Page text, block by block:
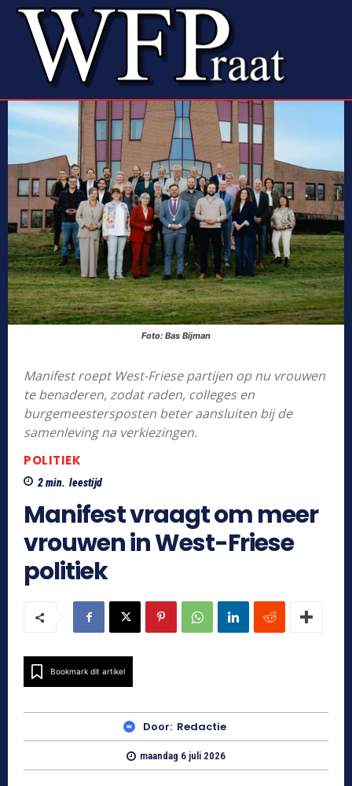
Foto: Bas Bijman
Manifest roept West-Friese partijen op nu vrouwen
te benaderen, zodat raden, colleges en
burgemeestersposten beter aansluiten bij de
samenleving na verkiezingen.
POLITIEK
2min. leestijd
Manifest vraagt om meer
vrouwen in West-Friese
politiek
Bookmark dit artikel
Door: Redactie
maandag 6 juli 2026